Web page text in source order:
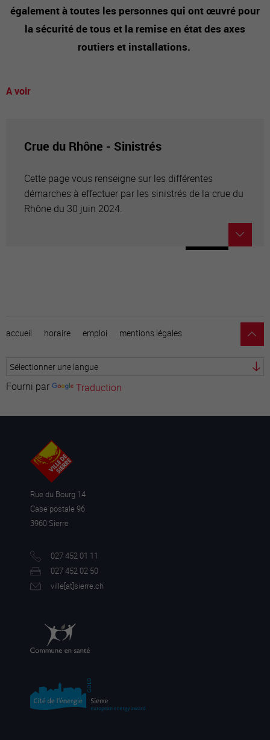
également à toutes les personnes qui ont œuvré pour
la sécurité de tous et la remise en état des axes
routiers et installations.
A voir
Crue du Rhône - Sinistrés
Cette page vous renseigne sur les différentes
démarches à effectuer par les sinistrés de la crue du
Rhône du 30 juin 2024.
accueil horaire emploi mentions légales
Fourni par Traduction
Rue du Bourg 14
Case postale 96
3960 Sierre
027 452 01 11
027 452 02 50
ville[at]sierre.ch